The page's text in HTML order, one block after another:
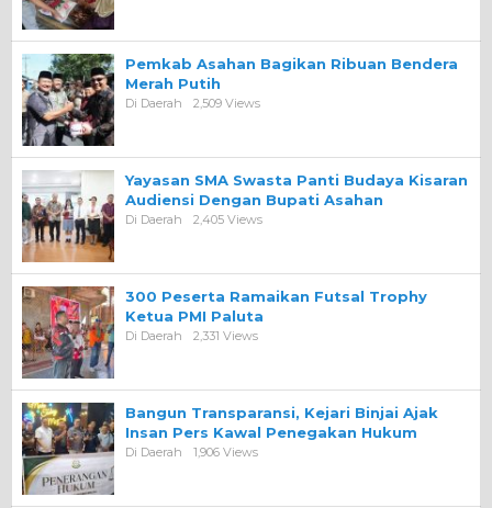
Pemkab Asahan Bagikan Ribuan Bendera
Merah Putih
Di Daerah 2,509 Views
Yayasan SMA Swasta Panti Budaya Kisaran
Audiensi Dengan Bupati Asahan
Di Daerah 2,405 Views
300 Peserta Ramaikan Futsal Trophy
Ketua PMI Paluta
Di Daerah 2,331 Views
Bangun Transparansi, Kejari Binjai Ajak
Insan Pers Kawal Penegakan Hukum
Di Daerah 1,906 Views